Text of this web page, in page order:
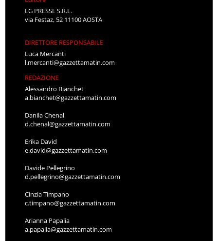
LG PRESSE S.R.L.
via Festaz, 52 11100 AOSTA
DIRETTORE RESPONSABILE
Luca Mercanti
l.mercanti@gazzettamatin.com
REDAZIONE
Alessandro Bianchet
a.bianchet@gazzettamatin.com
Danila Chenal
d.chenal@gazzettamatin.com
Erika David
e.david@gazzettamatin.com
Davide Pellegrino
d.pellegrino@gazzettamatin.com
Cinzia Timpano
c.timpano@gazzettamatin.com
Arianna Papalia
a.papalia@gazzettamatin.com